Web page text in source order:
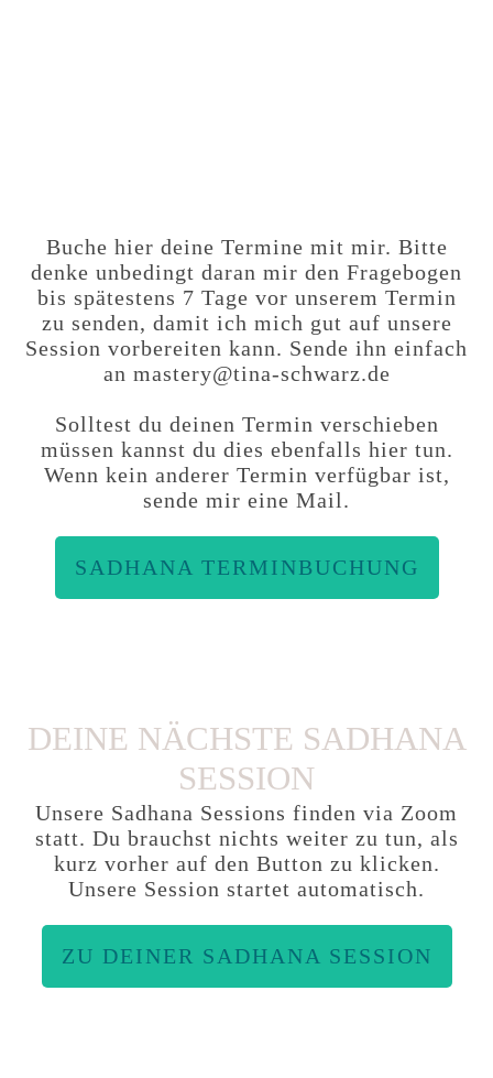
Buche hier deine Termine mit mir. Bitte
denke unbedingt daran mir den Fragebogen
bis spätestens 7 Tage vor unserem Termin
zu senden, damit ich mich gut auf unsere
Session vorbereiten kann. Sende ihn einfach
an mastery@tina-schwarz.de
Solltest du deinen Termin verschieben
müssen kannst du dies ebenfalls hier tun.
Wenn kein anderer Termin verfügbar ist,
sende mir eine Mail.
SADHANA TERMINBUCHUNG
DEINE NÄCHSTE SADHANA
SESSION
Unsere Sadhana Sessions finden via Zoom
statt. Du brauchst nichts weiter zu tun, als
kurz vorher auf den Button zu klicken.
Unsere Session startet automatisch.
ZU DEINER SADHANA SESSION